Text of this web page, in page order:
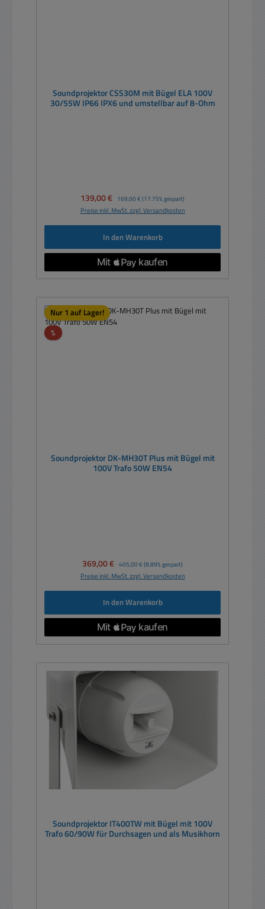
Soundprojektor CSS30M mit Bügel ELA 100V
30/55W IP66 IPX6 und umstellbar auf 8-Ohm
Verkaufspreis:
139,00 € Regulärer Preis:
169,00 € (17.75% gespart)
Preise inkl. MwSt. zzgl. Versandkosten
In den Warenkorb
Nur 1 auf Lager!
%Rabatt
Soundprojektor DK-MH30T Plus mit Bügel mit
100V Trafo 50W EN54
Verkaufspreis:
369,00 € Regulärer Preis:
405,00 € (8.89% gespart)
Preise inkl. MwSt. zzgl. Versandkosten
In den Warenkorb
Soundprojektor IT400TW mit Bügel mit 100V
Trafo 60/90W für Durchsagen und als Musikhorn